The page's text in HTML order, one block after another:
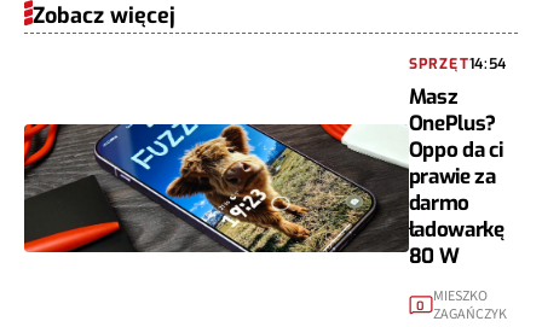
Zobacz więcej
SPRZĘT14:54
Masz
OnePlus?
Oppo da ci
prawie za
darmo
ładowarkę
80 W
0 MIESZKO
ZAGAŃCZYK